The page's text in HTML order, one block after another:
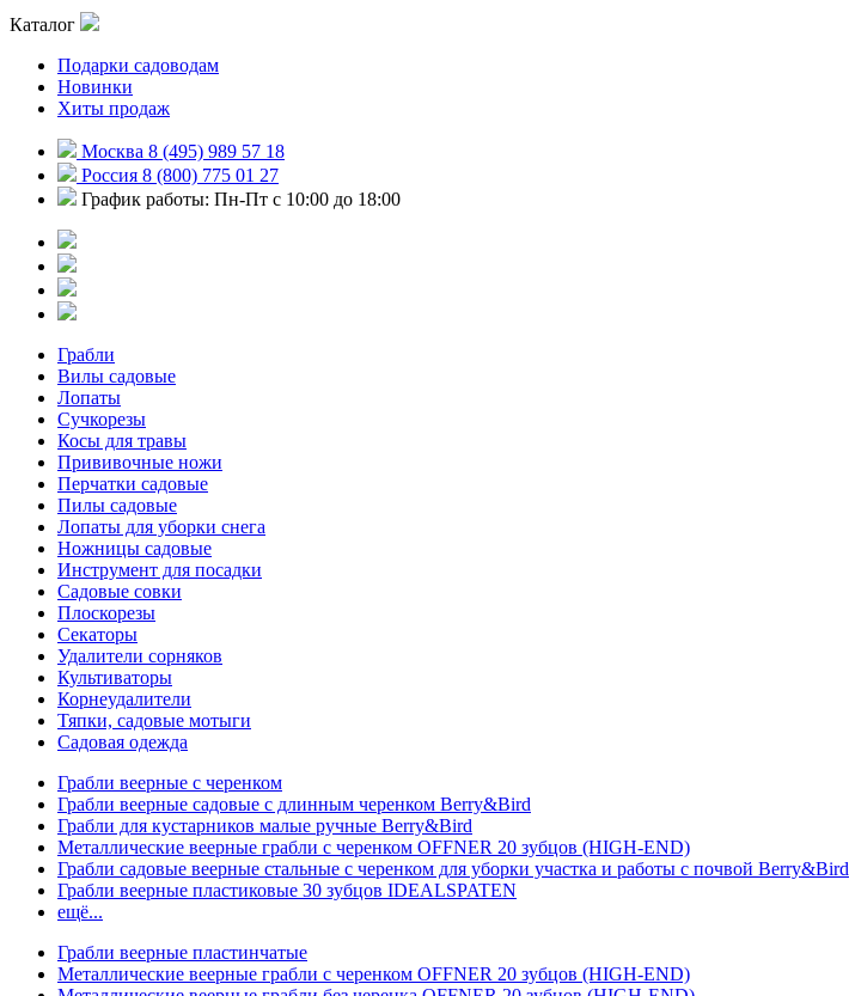
Каталог
Подарки садоводам
Новинки
Хиты продаж
Москва 8 (495) 989 57 18
Россия 8 (800) 775 01 27
График работы: Пн-Пт с 10:00 до 18:00
Грабли
Вилы садовые
Лопаты
Сучкорезы
Косы для травы
Прививочные ножи
Перчатки садовые
Пилы садовые
Лопаты для уборки снега
Ножницы садовые
Инструмент для посадки
Садовые совки
Плоскорезы
Секаторы
Удалители сорняков
Культиваторы
Корнеудалители
Тяпки, садовые мотыги
Садовая одежда
Грабли веерные с черенком
Грабли веерные садовые с длинным черенком Berry&Bird
Грабли для кустарников малые ручные Berry&Bird
Металлические веерные грабли с черенком OFFNER 20 зубцов (HIGH-END)
Грабли садовые веерные стальные с черенком для уборки участка и работы с почвой Berry&Bird
Грабли веерные пластиковые 30 зубцов IDEALSPATEN
ещё...
Грабли веерные пластинчатые
Металлические веерные грабли с черенком OFFNER 20 зубцов (HIGH-END)